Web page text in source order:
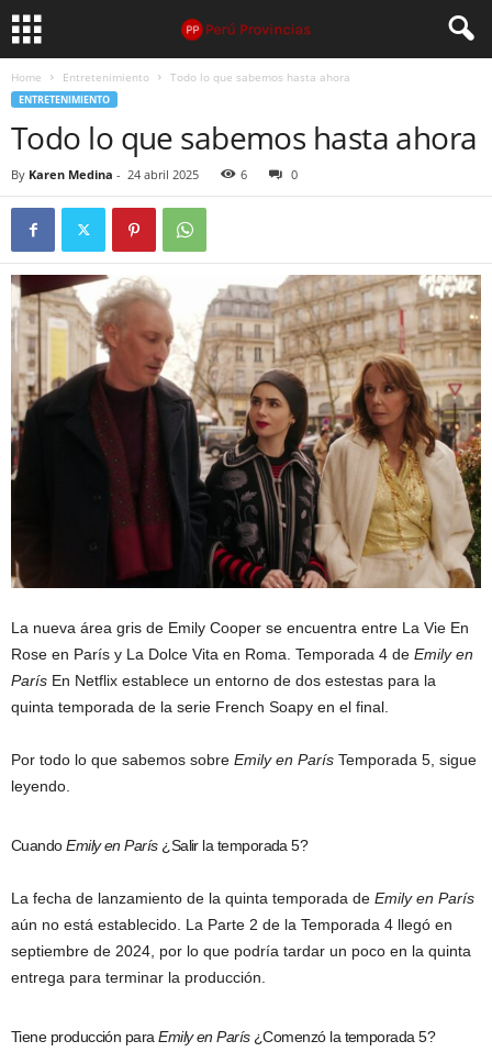
Home Entretenimiento Todo lo que sabemos hasta ahora
ENTRETENIMIENTO
Todo lo que sabemos hasta ahora
By Karen Medina - 24 abril 2025 6 0
La nueva área gris de Emily Cooper se encuentra entre La Vie En
Rose en París y La Dolce Vita en Roma. Temporada 4 de Emily en
París En Netflix establece un entorno de dos estestas para la
quinta temporada de la serie French Soapy en el final.
Por todo lo que sabemos sobre Emily en París Temporada 5, sigue
leyendo.
CuandoEmily en París¿Salir la temporada 5?
La fecha de lanzamiento de la quinta temporada de Emily en París
aún no está establecido. La Parte 2 de la Temporada 4 llegó en
septiembre de 2024, por lo que podría tardar un poco en la quinta
entrega para terminar la producción.
Tiene producción paraEmily en París¿Comenzó la temporada 5?